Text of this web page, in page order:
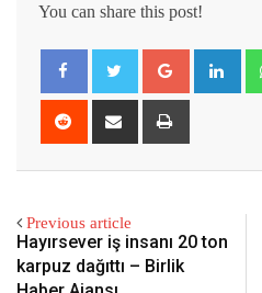
You can share this post!
Email
Previous article
Hayırsever iş insanı 20 ton
karpuz dağıttı – Birlik